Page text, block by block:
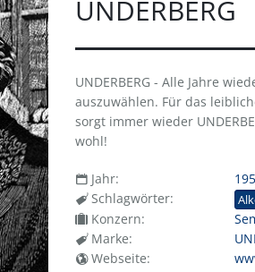
UNDERBERG
UNDERBERG - Alle Jahre
auszuwählen. Für das
sorgt immer wieder
wohl!
Jahr:
Schlagwörter:
Konzern:
Marke:
Webseite: